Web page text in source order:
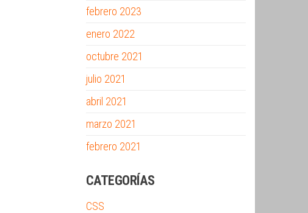
febrero 2023
enero 2022
octubre 2021
julio 2021
abril 2021
marzo 2021
febrero 2021
CATEGORÍAS
CSS